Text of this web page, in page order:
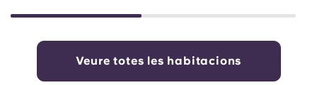
Veure totes les habitacions